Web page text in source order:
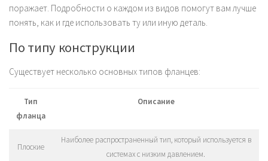
поражает. Подробности о каждом из видов помогут вам лучше
понять, как и где использовать ту или иную деталь.
По типу конструкции
Существует несколько основных типов фланцев:
Тип
фланца
Описание
Плоские
Наиболее распространенный тип, который используется в
системах с низким давлением.